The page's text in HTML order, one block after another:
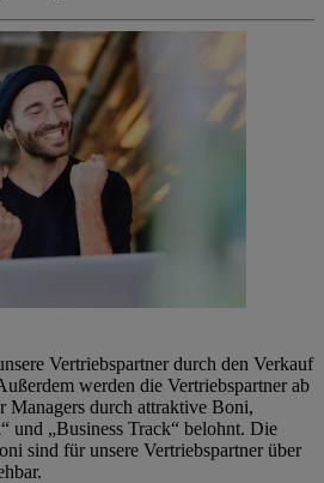
Vertriebspartner durch den Verkauf
werden die Vertriebspartner ab
Managers durch attraktive Boni,
und „Business Track“ belohnt. Die
sind für unsere Vertriebspartner über